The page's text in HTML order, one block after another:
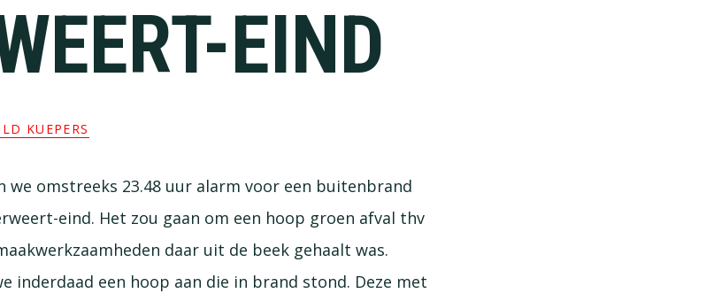
EIND
KUEPERS
we omstreeks 23.48 uur alarm voor een buitenbrand
eind. Het zou gaan om een hoop groen afval thv
daar uit de beek gehaalt was.
inderdaad een hoop aan die in brand stond. Deze met